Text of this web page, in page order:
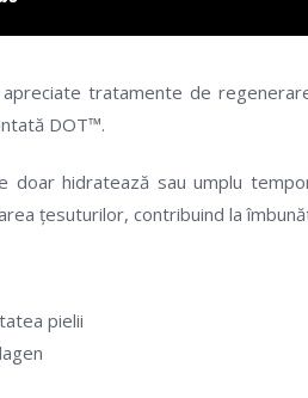
tratamente de
DOT™.
hidratează sau umplu
țesuturilor, contribuind la
pielii